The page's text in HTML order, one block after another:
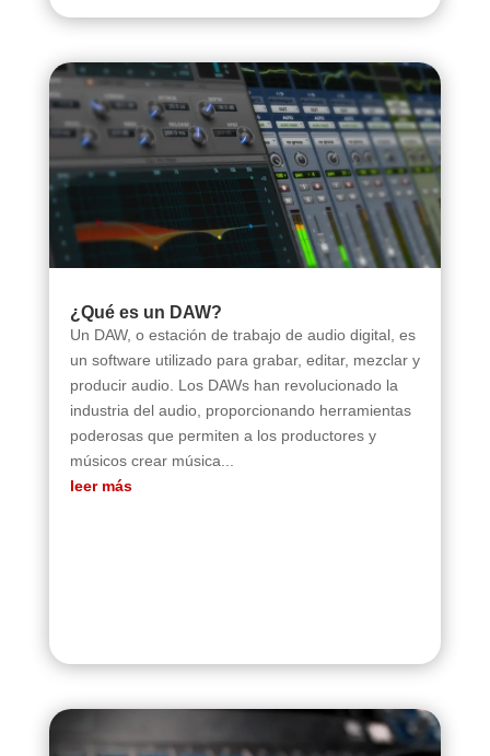
¿Qué es un DAW?
Un DAW, o estación de trabajo de audio digital, es
un software utilizado para grabar, editar, mezclar y
producir audio. Los DAWs han revolucionado la
industria del audio, proporcionando herramientas
poderosas que permiten a los productores y
músicos crear música...
leer más